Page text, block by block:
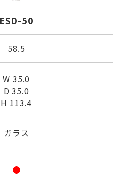
ESD-50
58.5
W 35.0
D 35.0
H 113.4
ガラス